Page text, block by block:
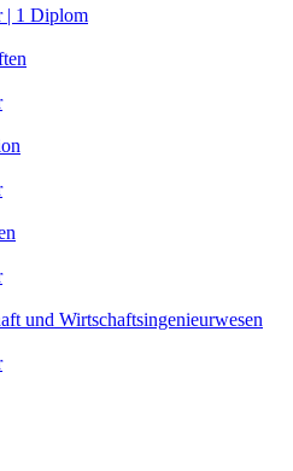
| 1 Diplom
und Wirtschaftsingenieurwesen